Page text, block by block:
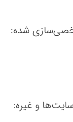
شده:
و غیره: